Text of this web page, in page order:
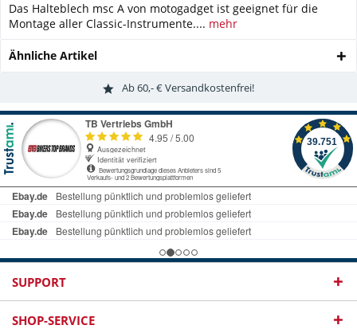
Das Halteblech msc A von motogadget ist geeignet für die
Montage aller Classic-Instrumente.... mehr
Ähnliche Artikel
Ab 60,- € Versandkostenfrei!
SUPPORT
SHOP-SERVICE